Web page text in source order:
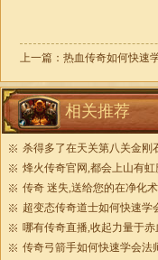
上一篇： 热血传奇如何快速
相关推荐
杀得多了在天关第八关金刚
烽火传奇官网,都会上山有
传奇 迷失,送给您的在净化
超变态传奇道士如何快速学
哪有传奇直播,收起力量于
传奇弓箭手如何快速学会法